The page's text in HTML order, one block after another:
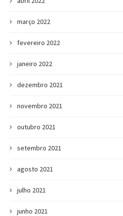
março 2022
fevereiro 2022
janeiro 2022
dezembro 2021
novembro 2021
outubro 2021
setembro 2021
agosto 2021
julho 2021
junho 2021